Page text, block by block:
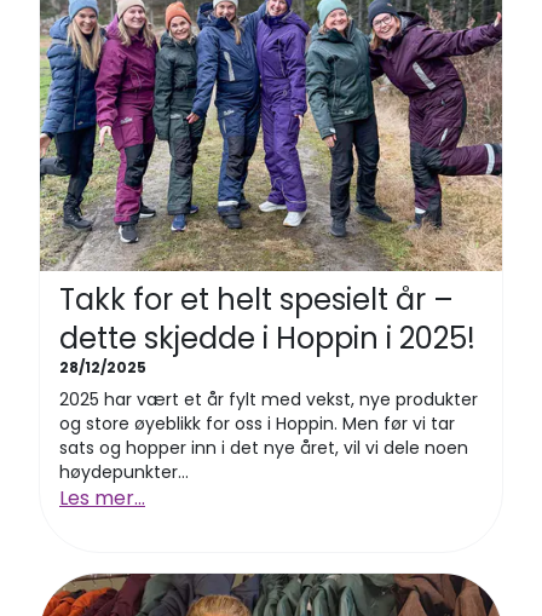
Takk for et helt spesielt år –
dette skjedde i Hoppin i 2025!
28/12/2025
2025 har vært et år fylt med vekst, nye produkter
og store øyeblikk for oss i Hoppin. Men før vi tar
sats og hopper inn i det nye året, vil vi dele noen
høydepunkter...
Les mer...